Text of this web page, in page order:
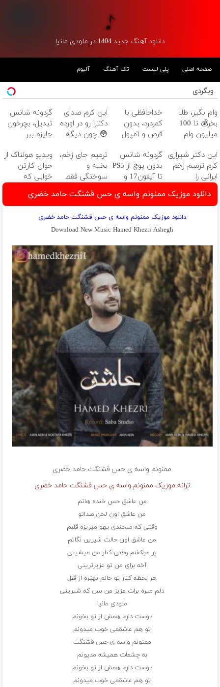
دانلود آهنگ جدید 1404 در ملودی مانیا
صفحه اصلی پلی لیست تک آهنگ آلبوم
وبگردی
وام بگیر، طلا
بخر💰 تا 100
میلیون وام
ضامن
خداحافظی با
کمردرد، بدون
قرص و آمپول
این کرم صدای
دکترا رو در اورده
😳 چون دیگه
بوتاکس کنی!!!
گردونه شانس
تبدیل، بچرخون
جایزه ببر
این دکتر شیرازی
کرم ترمیم زخم
ایرانی را
ساخت!!!
گردونه شانس
بدون پوچ از PS5
تا آیفون17 و
ترمیم جای زخم،
بخیه و
سوختگی فقط
ویدیو هولناک از
جوان کارتن
خوابی که
آموزش رایگان
دانلود موزیک ممنونم واسه ی حس قشنگت حامد خضری
دانلود موزیک ممنونم واسه ی حس قشنگت حامد خضری
Download New Music Hamed Khezri Ashegh
ممنونم واسه ی حس قشنگت حامد خضری
ترانه موزیک ممنونم واسه ی حس قشنگت حامد خضری
من عاشق حس خنده هاتم
من عاشق اون لحن صداتو
وقتی که میخندی یهو میریزه قلبم
من عاشق اون حالت شیرین نگاتم
پر میکشم وقتی کنار من میشینی
آخه برای من تو عزیزترینی
هر لحظه کنار تو حالم بهتره از قبل
دلم میره برات عزیز من بس که شیرینی
ملودی مانیا
دوست دارم همش از تو بخونم
تو هم عاشقمی خوب میدونم
ممنونم واسه ی حس قشنگت
به چشمات همیشه مدیونم
دوست دارم همش از تو بخونم
تو هم عاشقمی خوب میدونم